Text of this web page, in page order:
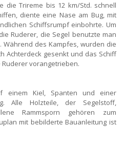
die Trireme bis 12 km/Std. schnell
diente eine Nase am Bug, mit
Schiffsrumpf einbohrte. Um
Ruderer, die Segel benutzte man
des Kampfes, wurden die
Achterdeck gesenkt und das Schiff
vorangetrieben.
einem Kiel, Spanten und einer
Alle Holzteile, der Segelstoff,
Rammsporn gehören zum
mit bebilderte Bauanleitung ist